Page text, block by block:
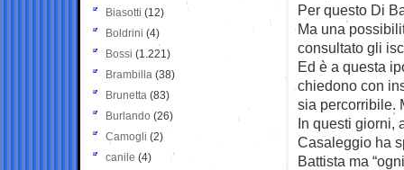
Per questo Di
Ma una
consultato gli
Ed è a questa
chiedono con
sia percorribile.
In questi giorni,
Casaleggio ha
Battista ma
Biasotti (12)
Boldrini (4)
Bossi (1.221)
Brambilla (38)
Brunetta (83)
Burlando (26)
Camogli (2)
canile (4)